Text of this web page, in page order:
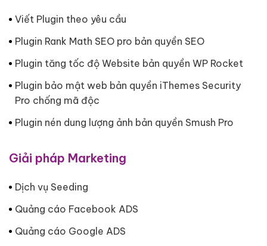
Viết Plugin theo yêu cầu
Plugin Rank Math SEO pro bản quyền SEO
Plugin tăng tốc độ Website bản quyền WP Rocket
Plugin bảo mật web bản quyền iThemes Security
Pro chống mã độc
Plugin nén dung lượng ảnh bản quyền Smush Pro
Giải pháp Marketing
Dịch vụ Seeding
Quảng cáo Facebook ADS
Quảng cáo Google ADS